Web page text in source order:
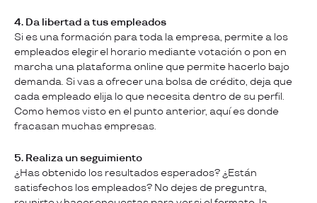
4. Da libertad a tus empleados
Si es una formación para toda la empresa, permite a los
empleados elegir el horario mediante votación o pon en
marcha una plataforma online que permite hacerlo bajo
demanda. Si vas a ofrecer una bolsa de crédito, deja que
cada empleado elija lo que necesita dentro de su perfil.
Como hemos visto en el punto anterior, aquí es donde
fracasan muchas empresas.
5. Realiza un seguimiento
¿Has obtenido los resultados esperados? ¿Están
satisfechos los empleados? No dejes de preguntra,